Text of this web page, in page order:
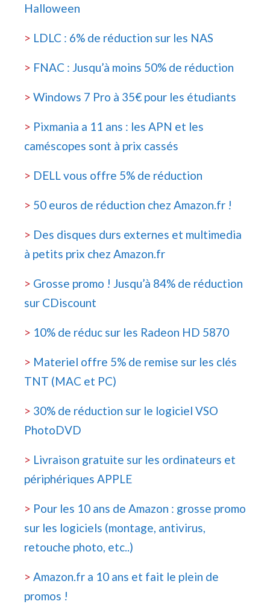
Halloween
> LDLC : 6% de réduction sur les NAS
> FNAC : Jusqu’à moins 50% de réduction
> Windows 7 Pro à 35€ pour les étudiants
> Pixmania a 11 ans : les APN et les
caméscopes sont à prix cassés
> DELL vous offre 5% de réduction
> 50 euros de réduction chez Amazon.fr !
> Des disques durs externes et multimedia
à petits prix chez Amazon.fr
> Grosse promo ! Jusqu’à 84% de réduction
sur CDiscount
> 10% de réduc sur les Radeon HD 5870
> Materiel offre 5% de remise sur les clés
TNT (MAC et PC)
> 30% de réduction sur le logiciel VSO
PhotoDVD
> Livraison gratuite sur les ordinateurs et
périphériques APPLE
> Pour les 10 ans de Amazon : grosse promo
sur les logiciels (montage, antivirus,
retouche photo, etc..)
> Amazon.fr a 10 ans et fait le plein de
promos !